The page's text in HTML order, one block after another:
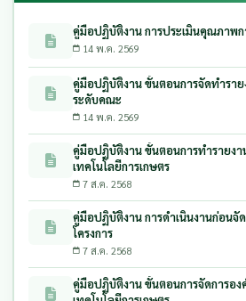
คู่มือปฏิบัติงาน การประเมินคุณภาพ
14 พ.ค. 2569
คู่มือปฏิบัติงาน ขั้นตอนการจัดทำราย
ระดับคณะ
14 พ.ค. 2569
คู่มือปฏิบัติงาน ขั้นตอนการทำรายง
เทคโนโลยีการเกษตร
7 ส.ค. 2568
คู่มือปฏิบัติงาน การดําเนินงานก่อนจั
โครงการ
7 ส.ค. 2568
คู่มือปฏิบัติงาน ขั้นตอนการจัดการอง